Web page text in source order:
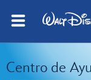
Centro de